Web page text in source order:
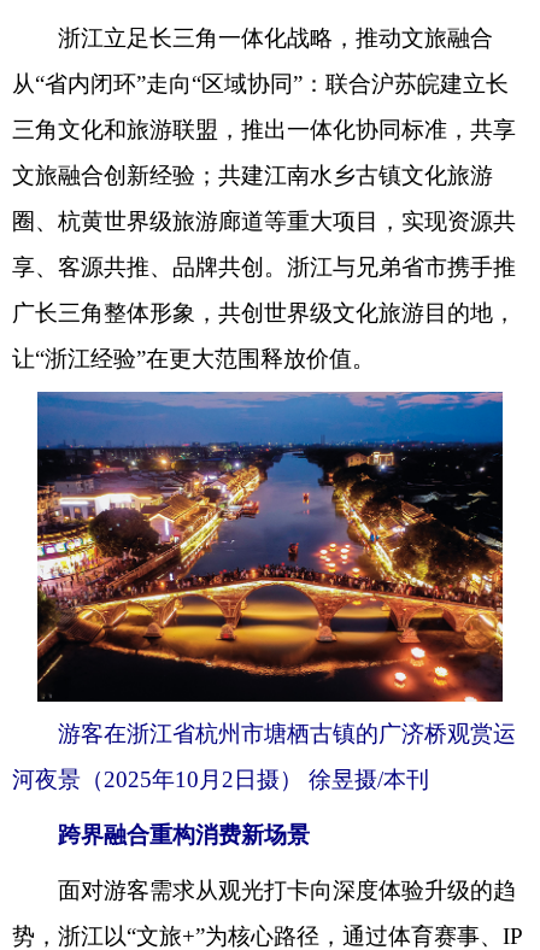
浙江立足长三角一体化战略，推动文旅融合
从“省内闭环”走向“区域协同”：联合沪苏皖建立长
三角文化和旅游联盟，推出一体化协同标准，共享
文旅融合创新经验；共建江南水乡古镇文化旅游
圈、杭黄世界级旅游廊道等重大项目，实现资源共
享、客源共推、品牌共创。浙江与兄弟省市携手推
广长三角整体形象，共创世界级文化旅游目的地，
让“浙江经验”在更大范围释放价值。
游客在浙江省杭州市塘栖古镇的广济桥观赏运
河夜景（2025年10月2日摄） 徐昱摄/本刊
跨界融合重构消费新场景
面对游客需求从观光打卡向深度体验升级的趋
势，浙江以“文旅+”为核心路径，通过体育赛事、IP